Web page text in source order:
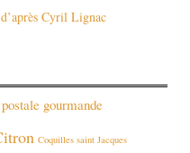
Cyril Lignac
gourmande
Coquilles saint Jacques